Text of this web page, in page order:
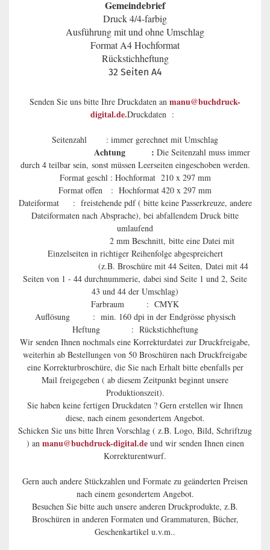
Gemeindebrief
Druck 4/4-farbig
Ausführung mit und ohne Umschlag
Format A4 Hochformat
Rückstichheftung
32 Seiten A4
Senden Sie uns bitte Ihre Druckdaten an manu@buchdruck-
digital.de.Druckdaten :
Seitenzahl : immer gerechnet mit Umschlag
Achtung : Die Seitenzahl muss immer
durch 4 teilbar sein, sonst müssen Leerseiten eingeschoben werden.
Format geschl : Hochformat 210 x 297 mm
Format offen : Hochformat 420 x 297 mm
Dateiformat : freistehende pdf ( bitte keine Passerkreuze, andere
Dateiformaten nach Absprache), bei abfallendem Druck bitte
umlaufend
2 mm Beschnitt, bitte eine Datei mit
Einzelseiten in richtiger Reihenfolge abgespreichert
(z.B. Broschüre mit 44 Seiten, Datei mit 44
Seiten von 1 - 44 durchnummerie, dabei sind Seite 1 und 2, Seite
43 und 44 der Umschlag)
Farbraum : CMYK
Auflösung : min. 160 dpi in der Endgrösse physisch
Heftung : Rückstichheftung
Wir senden Ihnen nochmals eine Korrekturdatei zur Druckfreigabe,
weiterhin ab Bestellungen von 50 Broschüren nach Druckfreigabe
eine Korrekturbroschüre, die Sie nach Erhalt bitte ebenfalls per
Mail freigegeben ( ab diesem Zeitpunkt beginnt unsere
Produktionszeit).
Sie haben keine fertigen Druckdaten ? Gern erstellen wir Ihnen
diese, nach einem gesondertem Angebot.
Schicken Sie uns bitte Ihren Vorschlag ( z.B. Logo, Bild, Schriftzug
) an manu@buchdruck-digital.deund wir senden Ihnen einen
Korrekturentwurf.
Gern auch andere Stückzahlen und Formate zu geänderten Preisen
nach einem gesondertem Angebot.
Besuchen Sie bitte auch unsere anderen Druckprodukte, z.B.
Broschüren in anderen Formaten und Grammaturen, Bücher,
Geschenkartikel u.v.m..